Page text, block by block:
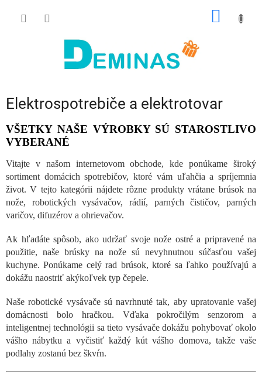
Elektrospotrebiče a elektrotovar
VŠETKY NAŠE VÝROBKY SÚ STAROSTLIVO
VYBERANÉ
Vitajte v našom internetovom obchode, kde ponúkame široký
sortiment domácich spotrebičov, ktoré vám uľahčia a spríjemnia
život. V tejto kategórii nájdete rôzne produkty vrátane brúsok na
nože, robotických vysávačov, rádií, parných čističov, parných
varičov, difuzérov a ohrievačov.
Ak hľadáte spôsob, ako udržať svoje nože ostré a pripravené na
použitie, naše brúsky na nože sú nevyhnutnou súčasťou vašej
kuchyne. Ponúkame celý rad brúsok, ktoré sa ľahko používajú a
dokážu naostriť akýkoľvek typ čepele.
Naše robotické vysávače sú navrhnuté tak, aby upratovanie vašej
domácnosti bolo hračkou. Vďaka pokročilým senzorom a
inteligentnej technológii sa tieto vysávače dokážu pohybovať okolo
vášho nábytku a vyčistiť každý kút vášho domova, takže vaše
podlahy zostanú bez škvŕn.